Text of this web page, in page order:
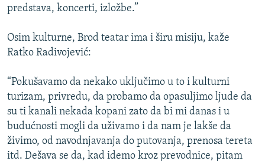
predstava, koncerti, izložbe.”
Osim kulturne, Brod teatar ima i širu misiju, kaže
Ratko Radivojević:
“Pokušavamo da nekako uključimo u to i kulturni
turizam, privredu, da probamo da opasuljimo ljude da
su ti kanali nekada kopani zato da bi mi danas i u
budućnosti mogli da uživamo i da nam je lakše da
živimo, od navodnjavanja do putovanja, prenosa tereta
itd. Dešava se da, kad idemo kroz prevodnice, pitam